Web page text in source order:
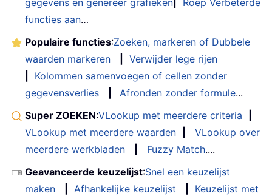
gegevens en genereer grafieken
Roep Verbeterde
functies aan…
Populaire functies:Zoeken, markeren of Dubbele
waarden markeren
Verwijder lege rijen
Kolommen samenvoegen of cellen zonder
gegevensverlies
Afronden zonder formule...
Super ZOEKEN:VLookup met meerdere criteria
VLookup met meerdere waarden
VLookup over
meerdere werkbladen
Fuzzy Match....
Geavanceerde keuzelijst:Snel een keuzelijst
maken
Afhankelijke keuzelijst
Keuzelijst met